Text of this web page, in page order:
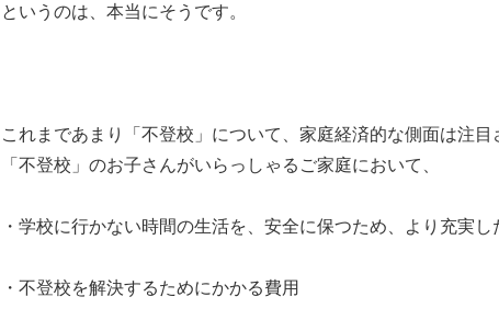
というのは、本当にそうです。
これまであまり「不登校」について、家庭経済的な側面は注目
「不登校」のお子さんがいらっしゃるご家庭において、
・学校に行かない時間の生活を、安全に保つため、より充実
・不登校を解決するためにかかる費用